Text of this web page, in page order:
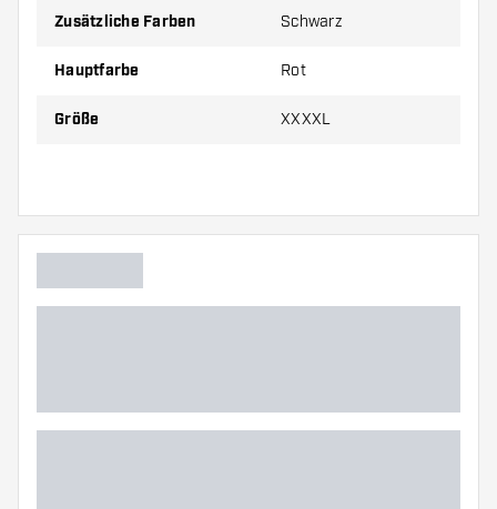
Zusätzliche Farben Schwarz
Hauptfarbe Rot
Größe XXXXL